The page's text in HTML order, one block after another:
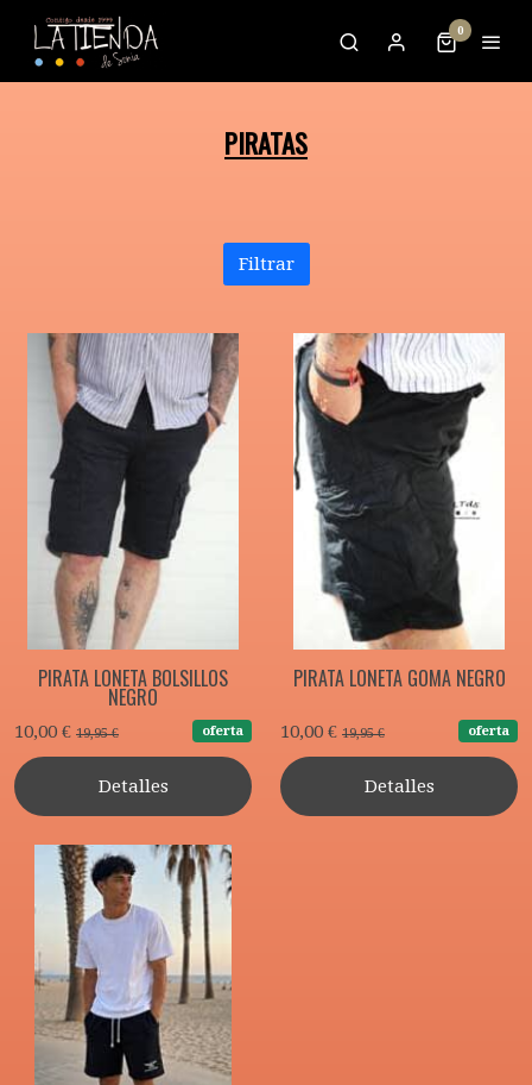
0
PIRATAS
Filtrar
PIRATA LONETA BOLSILLOS
NEGRO
10,00 € 19,95 € oferta
Detalles
PIRATA LONETA GOMA NEGRO
10,00 € 19,95 € oferta
Detalles